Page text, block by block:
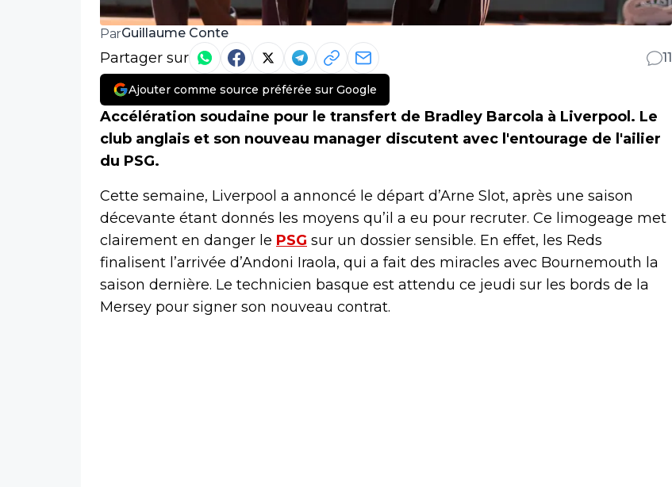
ParGuillaume Conte
Partager sur 11
Ajouter comme source préférée sur Google
Accélération soudaine pour le transfert de Bradley Barcola à Liverpool. Le
club anglais et son nouveau manager discutent avec l'entourage de l'ailier
du PSG.
Cette semaine, Liverpool a annoncé le départ d’Arne Slot, après une saison
décevante étant donnés les moyens qu’il a eu pour recruter. Ce limogeage met
clairement en danger le PSG sur un dossier sensible. En effet, les Reds
finalisent l’arrivée d’Andoni Iraola, qui a fait des miracles avec Bournemouth la
saison dernière. Le technicien basque est attendu ce jeudi sur les bords de la
Mersey pour signer son nouveau contrat.